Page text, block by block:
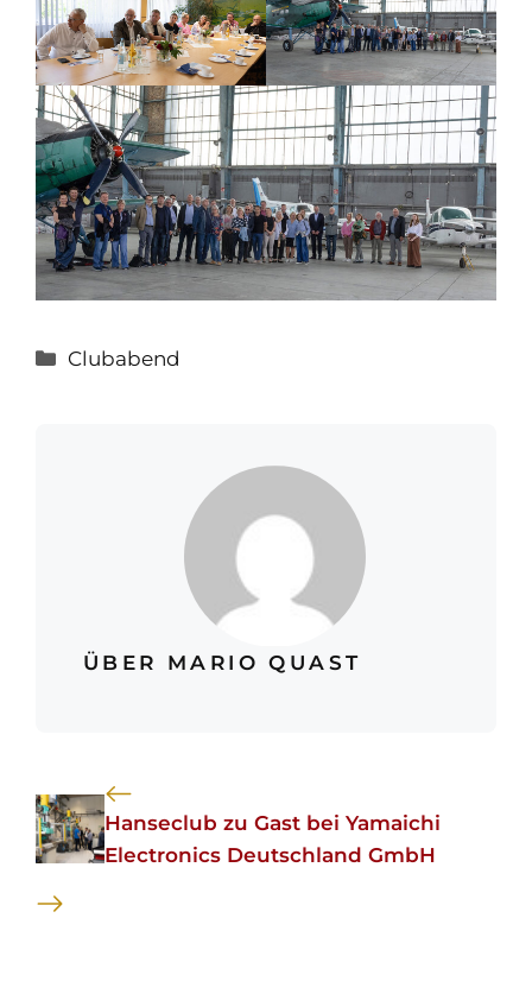
Kategorien
Clubabend
ÜBER MARIO QUAST
Hanseclub zu Gast bei Yamaichi
Electronics Deutschland GmbH